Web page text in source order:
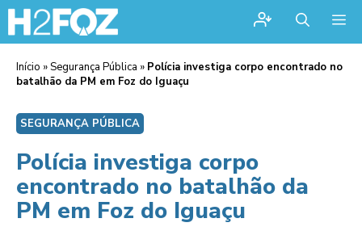
Início »Segurança Pública » Polícia investiga corpo encontrado no
batalhão da PM em Foz do Iguaçu
SEGURANÇA PÚBLICA
Polícia investiga corpo
encontrado no batalhão da
PM em Foz do Iguaçu